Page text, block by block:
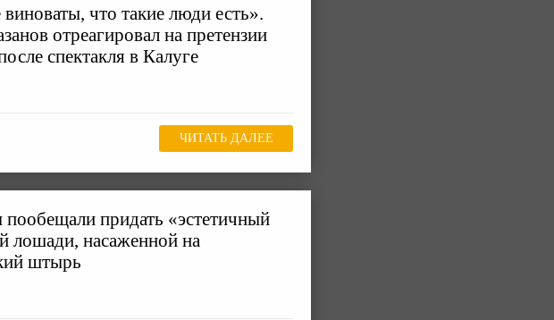
виноваты, что такие люди есть».
отреагировал на претензии
спектакля в Калуге
ЧИТАТЬ ДАЛЕЕ
придать «эстетичный
лошади, насаженной на
штырь